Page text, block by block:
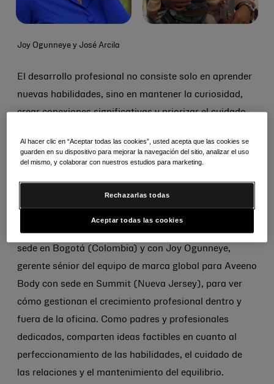
Joy Ogunneye y José Arcila
El desarrollo profesional no consiste solo en aprender
nuevas habilidades, sino en mantener la curiosidad,
crear conexiones significativas y priorizar el cuidado
cambiante.
asesoramiento profesional, hablamos con los
equipo de habilitación de adquisiciones global con
sede en Bogotá (Colombia) y con Joy Ogunneye,
gerente sénior del equipo de marca global para Aveeno
Body con sede en Summit (Nueva Jersey), para ver
cómo gestionan el crecimiento profesional dentro y
fuera de la oficina. Como padres y profesionales
dedicados, comparten ideas factibles en cuanto al
perfeccionamiento de las habilidades, el cuidado de
las relaciones y el mantenimiento del equilibrio.
Al hacer clic en “Aceptar todas las cookies”, usted acepta que las cookies se
guarden en su dispositivo para mejorar la navegación del sitio, analizar el uso
del mismo, y colaborar con nuestros estudios para marketing.
Rechazarlas todas
Aceptar todas las cookies